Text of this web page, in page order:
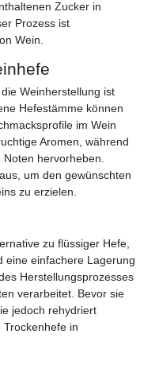
Zucker in
Prozess ist
Wein.
Weinherstellung ist
Hefestämme können
im Wein
Aromen, während
hervorheben.
um den gewünschten
zu erzielen.
zu flüssiger Hefe,
eine einfachere Lagerung
Herstellungsprozesses
verarbeitet. Bevor sie
jedoch rehydriert
in